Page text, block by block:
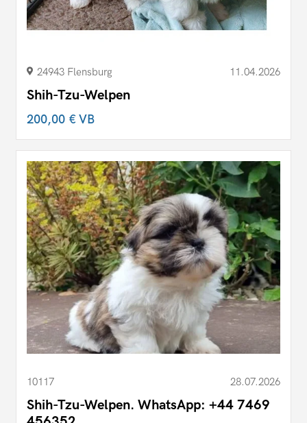
24943 Flensburg 11.04.2026
Shih-Tzu-Welpen
200,00 €VB
10117 28.07.2026
Shih-Tzu-Welpen. WhatsApp: +44 7469